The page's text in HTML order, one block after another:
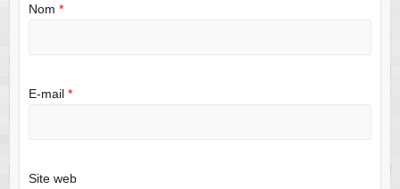
Nom *
E-mail *
Site web